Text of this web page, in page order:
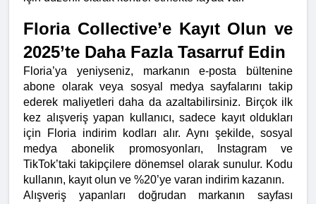
Floria Collective’e Kayıt Olun ve
2025’te Daha Fazla Tasarruf Edin
Floria’ya yeniyseniz, markanın e-posta bültenine
abone olarak veya sosyal medya sayfalarını takip
ederek maliyetleri daha da azaltabilirsiniz. Birçok ilk
kez alışveriş yapan kullanıcı, sadece kayıt oldukları
için Floria indirim kodları alır. Aynı şekilde, sosyal
medya abonelik promosyonları, Instagram ve
TikTok’taki takipçilere dönemsel olarak sunulur. Kodu
kullanın, kayıt olun ve %20’ye varan indirim kazanın.
Alışveriş yapanları doğrudan markanın sayfası